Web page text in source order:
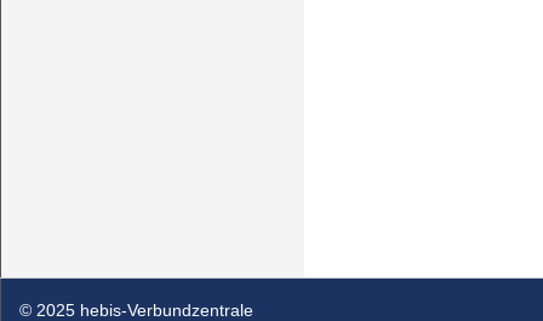
© 2025 hebis-Verbundzentrale